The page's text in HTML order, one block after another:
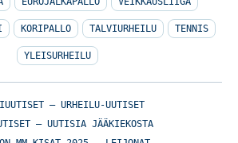
KORIPALLO TALVIURHEILU TENNIS
YLEISURHEILU
– URHEILU-UUTISET
– UUTISIA JÄÄKIEKOSTA